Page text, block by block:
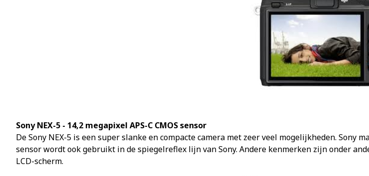
Sony NEX-5 - 14,2 megapixel APS-C CMOS sensor
De Sony NEX-5 is een super slanke en compacte camera met zeer veel mogelijkheden. Sony
sensor wordt ook gebruikt in de spiegelreflex lijn van Sony. Andere kenmerken zijn onder
LCD-scherm.